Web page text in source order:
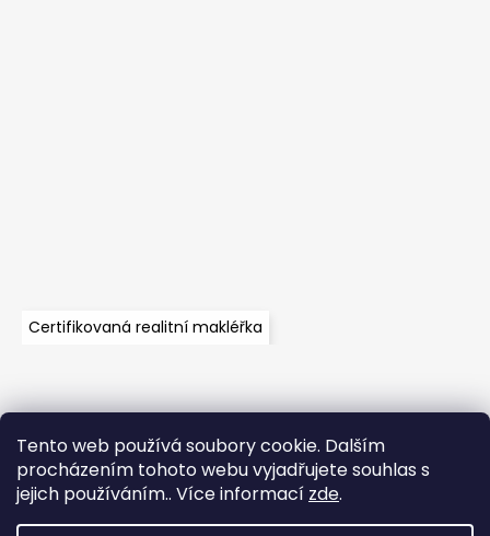
Tento web používá soubory cookie. Dalším
procházením tohoto webu vyjadřujete souhlas s
jejich používáním.. Více informací zde.
Certifikovaná realitní makléřka
Velkoobchod Časté dotazy Obchodní podmínky
Kontakt Vzorník mechů
Mechové stěny a zakázková výroba